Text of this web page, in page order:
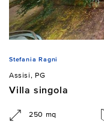
Stefania Ragni
Assisi, PG
Villa singola
250 mq